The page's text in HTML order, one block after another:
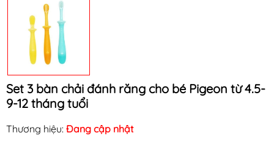
Set 3 bàn chải đánh răng cho bé Pigeon từ 4.5-
9-12 tháng tuổi
Thương hiệu: Đang cập nhật